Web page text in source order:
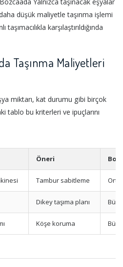
düşük maliyetle taşınma işlemi
karşılaştırıldığında
Taşınma Maliyetleri
miktarı, kat durumu gibi birçok
tablo bu kriterleri ve ipuçlarını
Öneri
Tambur sabitleme Orta
Dikey taşıma planı
Köşe koruma